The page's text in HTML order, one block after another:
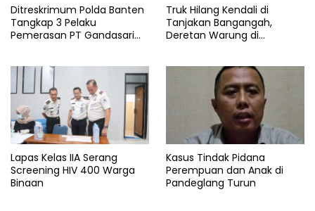
Ditreskrimum Polda Banten
Tangkap 3 Pelaku
Pemerasan PT Gandasari
Truk Hilang Kendali di
Tanjakan Bangangah,
Deretan Warung di
Lapas Kelas IIA Serang
Screening HIV 400 Warga
Binaan
Kasus Tindak Pidana
Perempuan dan Anak di
Pandeglang Turun